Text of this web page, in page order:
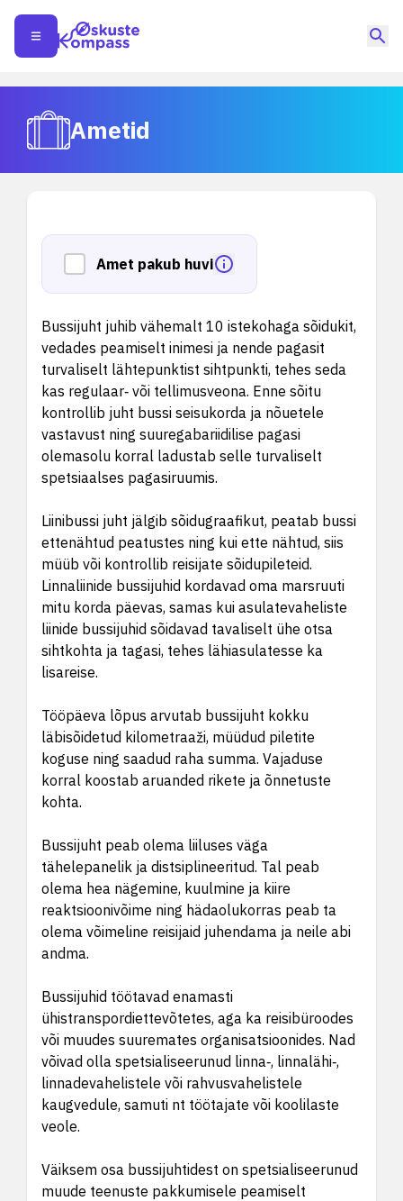
Ametid
Amet pakub huvi
Bussijuht juhib vähemalt 10 istekohaga sõidukit,
vedades peamiselt inimesi ja nende pagasit
turvaliselt lähtepunktist sihtpunkti, tehes seda
kas regulaar‑ või tellimusveona. Enne sõitu
kontrollib juht bussi seisukorda ja nõuetele
vastavust ning suuregabariidilise pagasi
olemasolu korral ladustab selle turvaliselt
spetsiaalses pagasiruumis.
Liinibussi juht jälgib sõidugraafikut, peatab bussi
ettenähtud peatustes ning kui ette nähtud, siis
müüb või kontrollib reisijate sõidupileteid.
Linnaliinide bussijuhid kordavad oma marsruuti
mitu korda päevas, samas kui asulatevaheliste
liinide bussijuhid sõidavad tavaliselt ühe otsa
sihtkohta ja tagasi, tehes lähiasulatesse ka
lisareise.
Tööpäeva lõpus arvutab bussijuht kokku
läbisõidetud kilometraaži, müüdud piletite
koguse ning saadud raha summa. Vajaduse
korral koostab aruanded rikete ja õnnetuste
kohta.
Bussijuht peab olema liiluses väga
tähelepanelik ja distsiplineeritud. Tal peab
olema hea nägemine, kuulmine ja kiire
reaktsioonivõime ning hädaolukorras peab ta
olema võimeline reisijaid juhendama ja neile abi
andma.
Bussijuhid töötavad enamasti
ühistranspordiettevõtetes, aga ka reisibüroodes
või muudes suuremates organisatsioonides. Nad
võivad olla spetsialiseerunud linna‑, linnalähi‑,
linnadevahelistele või rahvusvahelistele
kaugvedule, samuti nt töötajate või koolilaste
veole.
Väiksem osa bussijuhtidest on spetsialiseerunud
muude teenuste pakkumisele peamiselt